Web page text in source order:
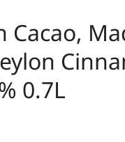
Cacao,
0.7L